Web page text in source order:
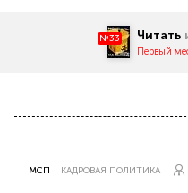
№33 Читать
Первый
МСП КАДРОВАЯ ПОЛИТИКА